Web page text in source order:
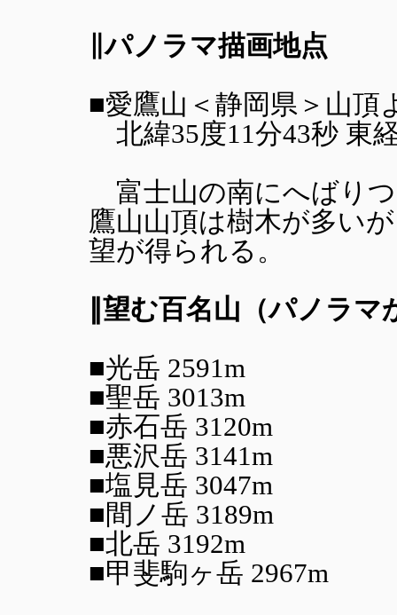
∥パノラマ描画地点
■愛鷹山＜静岡県＞山頂
北緯35度11分43秒 東
富士山の南にへばり
鷹山山頂は樹木が多い
望が得られる。
∥望む百名山（パノラマ
■光岳 2591m
■聖岳 3013m
■赤石岳 3120m
■悪沢岳 3141m
■塩見岳 3047m
■間ノ岳 3189m
■北岳 3192m
■甲斐駒ヶ岳 2967m